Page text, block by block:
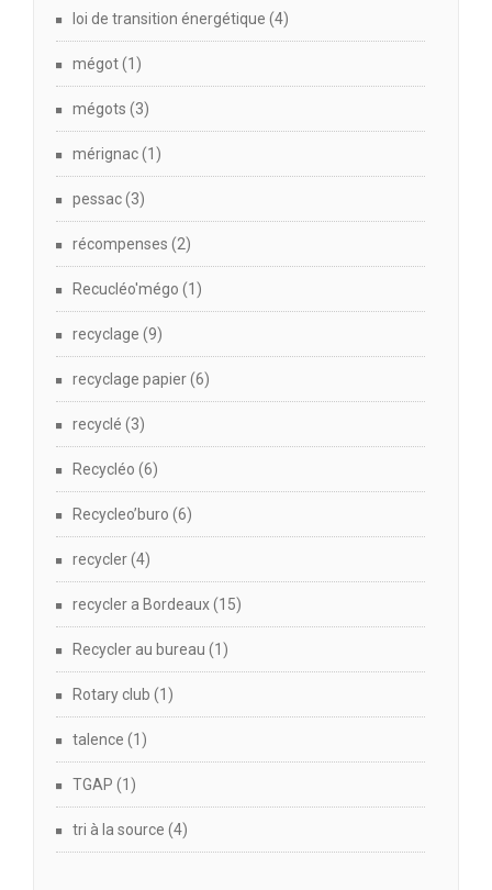
loi de transition énergétique (4)
mégot(1)
mégots (3)
mérignac(1)
pessac(3)
récompenses (2)
Recucléo'mégo (1)
recyclage (9)
recyclage papier(6)
recyclé (3)
Recycléo (6)
Recycleo’buro (6)
recycler(4)
recycler a Bordeaux(15)
Recycler au bureau (1)
Rotary club (1)
talence (1)
TGAP (1)
tri à la source (4)